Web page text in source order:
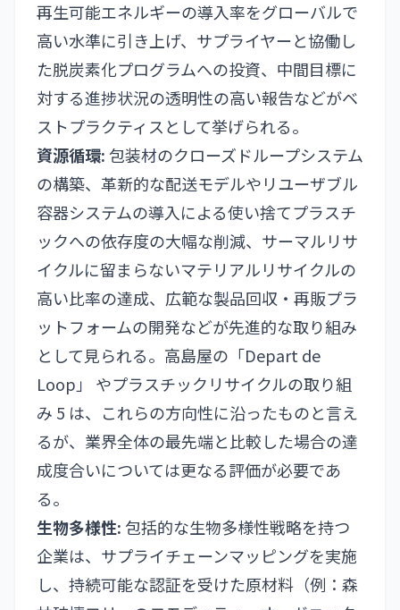
再生可能エネルギーの導入率をグローバルで
高い水準に引き上げ、サプライヤーと協働し
た脱炭素化プログラムへの投資、中間目標に
対する進捗状況の透明性の高い報告などがベ
ストプラクティスとして挙げられる。
資源循環: 包装材のクローズドループシステム
の構築、革新的な配送モデルやリユーザブル
容器システムの導入による使い捨てプラスチ
ックへの依存度の大幅な削減、サーマルリサ
イクルに留まらないマテリアルリサイクルの
高い比率の達成、広範な製品回収・再販プラ
ットフォームの開発などが先進的な取り組み
として見られる。高島屋の「Depart de
Loop」 やプラスチックリサイクルの取り組
み 5 は、これらの方向性に沿ったものと言え
るが、業界全体の最先端と比較した場合の達
成度合いについては更なる評価が必要であ
る。
生物多様性: 包括的な生物多様性戦略を持つ
企業は、サプライチェーンマッピングを実施
し、持続可能な認証を受けた原材料（例：森